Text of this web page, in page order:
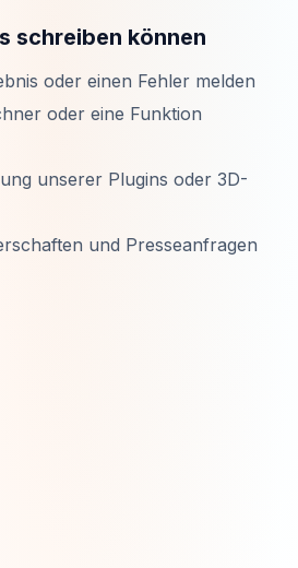
schreiben können
oder einen Fehler melden
oder eine Funktion
unserer Plugins oder 3D-
und Presseanfragen